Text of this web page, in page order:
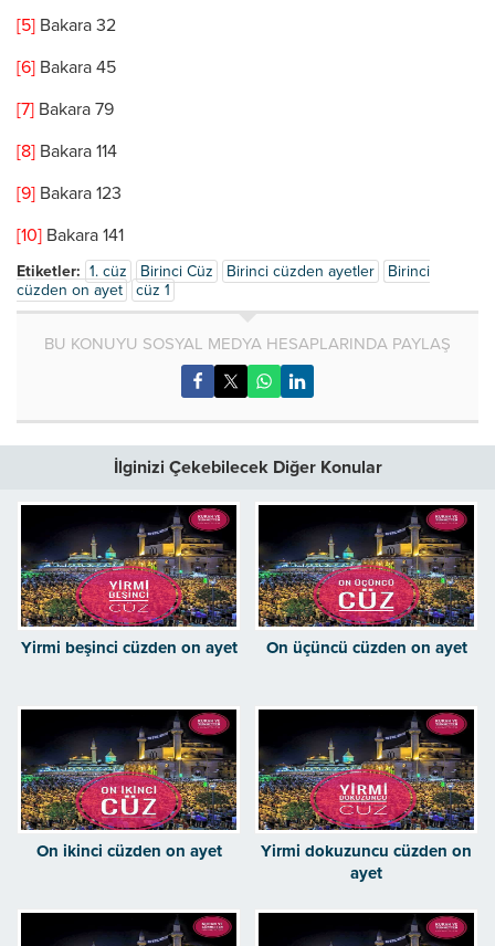
[5] Bakara 32
[6] Bakara 45
[7] Bakara 79
[8] Bakara 114
[9] Bakara 123
[10] Bakara 141
Etiketler: 1. cüz Birinci Cüz Birinci cüzden ayetler
Birinci
cüzden on ayet
cüz 1
BU KONUYU SOSYAL MEDYA HESAPLARINDA PAYLAŞ
İlginizi Çekebilecek Diğer Konular
Yirmi beşinci cüzden on ayet On üçüncü cüzden on ayet
On ikinci cüzden on ayet
Yirmi dokuzuncu cüzden on
ayet